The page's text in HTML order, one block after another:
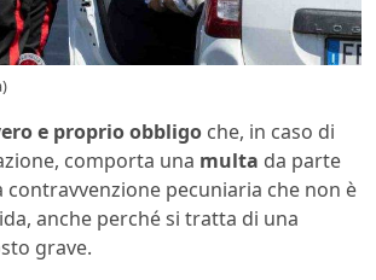
e proprio obbligo che, in caso di
comporta una multa da parte
contravvenzione pecuniaria che non è
anche perché si tratta di una
grave.